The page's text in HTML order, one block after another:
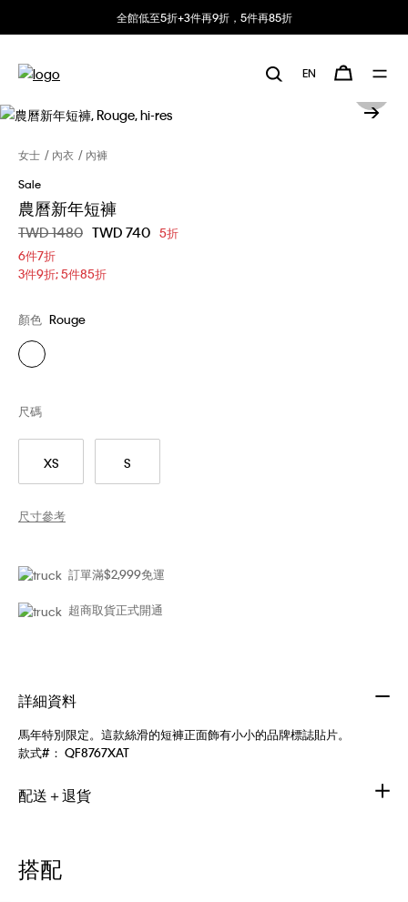
全館低至5折+3件再9折，5件再85折
EN
女士 內衣
內褲
Sale
農曆新年短褲
價格扣減從
TWD 1480 至
TWD 740 5折
6件7折
3件9折; 5件85折
顏色 Rouge
XS S
尺碼
尺寸參考
訂單滿$2,999免運
超商取貨正式開通
詳細資料
馬年特別限定。這款絲滑的短褲正面飾有小小的品牌標誌貼片。
款式#： QF8767XAT
配送＋退貨
搭配